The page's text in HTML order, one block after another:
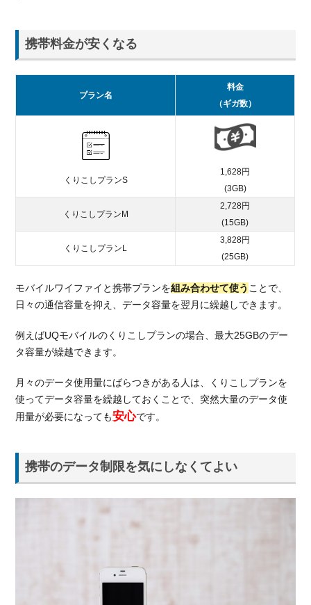
携帯料金が安くなる
プラン名
料金
（ギガ数）
くりこしプランS
1,628円
(3GB)
くりこしプランM
2,728円
(15GB)
くりこしプランL
3,828円
(25GB)
モバイルワイファイと携帯プランを組み合わせて使う ことで、
日々の通信容量を抑え、データ容量を翌月に繰越しできます。
例えばUQモバイルのくりこしプランの場合、最大25GBのデー
タ容量が繰越できます。
月々のデータ使用量にばらつきがある人は、くりこしプランを
使ってデータ容量を繰越しておくことで、突然大量のデータ使
用量が必要になっても安心です。
携帯のデータ制限を気にしなくてよい